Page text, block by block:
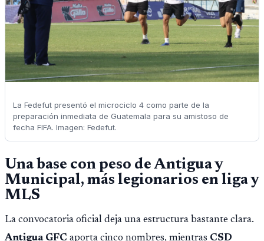
La Fedefut presentó el microciclo 4 como parte de la
preparación inmediata de Guatemala para su amistoso de
fecha FIFA. Imagen: Fedefut.
Una base con peso de Antigua y
Municipal, más legionarios en liga y
MLS
La convocatoria oficial deja una estructura bastante clara.
Antigua GFC aporta cinco nombres, mientras CSD